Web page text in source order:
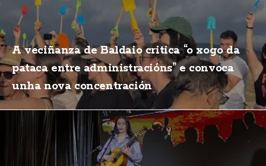
A veciñanza de Baldaio critica “o xogo da
pataca entre administracións” e convoca
unha nova concentración